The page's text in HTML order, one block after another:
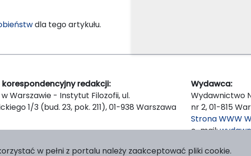
dla tego artykułu.
korespondencyjny redakcji:
w Warszawie - Instytut Filozofii, ul.
1/3 (bud. 23, pok. 211), 01-938 Warszawa
Wydawca:
Wydawnictwo
nr 2, 01-815
Strona WWW
e-mail:
w pełni z portalu należy zaakceptować pliki cookie.